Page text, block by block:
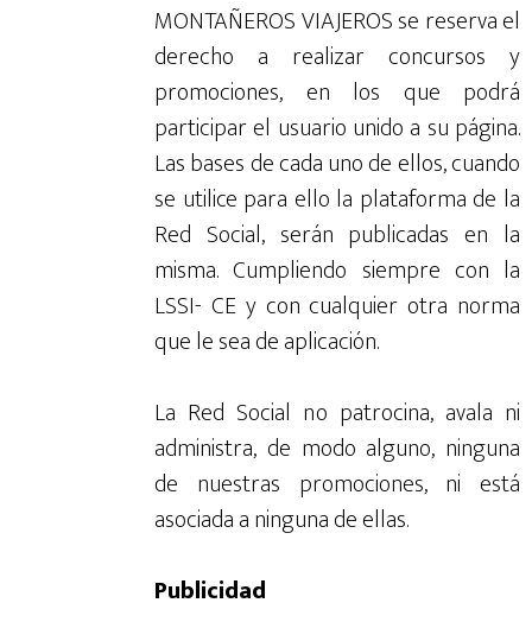
MONTAÑEROS VIAJEROS se reserva el
derecho a realizar concursos y
promociones, en los que podrá
participar el usuario unido a su página.
Las bases de cada uno de ellos, cuando
se utilice para ello la plataforma de la
Red Social, serán publicadas en la
misma. Cumpliendo siempre con la
LSSI- CE y con cualquier otra norma
que le sea de aplicación.
La Red Social no patrocina, avala ni
administra, de modo alguno, ninguna
de nuestras promociones, ni está
asociada a ninguna de ellas.
Publicidad